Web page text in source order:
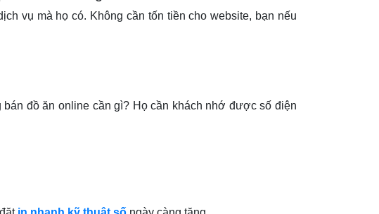
vụ mà họ có. Không cần tốn tiền cho website, bạn nếu
đồ ăn online cần gì? Họ cần khách nhớ được số điện